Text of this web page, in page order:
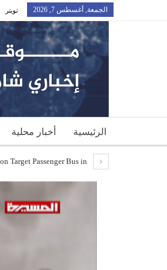
الجمعة, أغسطس 7, 2026 تويتر
الرئيسية أخبار محلية